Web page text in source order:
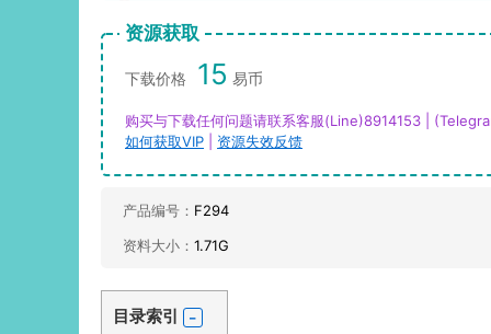
资源获取
下载价格 15 易币
购买与下载任何问题请联系客服(Line)8914153 |
如何获取VIP
资源失效反馈
产品编号： F294
资料大小： 1.71G
目录索引